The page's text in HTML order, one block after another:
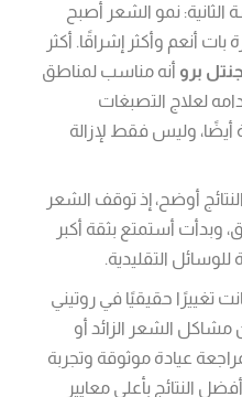
نمو الشعر أصبح
أنعم وأكثر إشراقًا. أكثر
برو أنه مناسب لمناطق
لعلاج التصبغات
وليس فقط لإزالة
أوضح، إذ توقف الشعر
أستمتع بثقة أكبر
التقليدية.
تغييرًا حقيقيًا في روتيني
الشعر الزائد أو
عيادة موثوقة وتجربة
النتائج بأعلى معايير